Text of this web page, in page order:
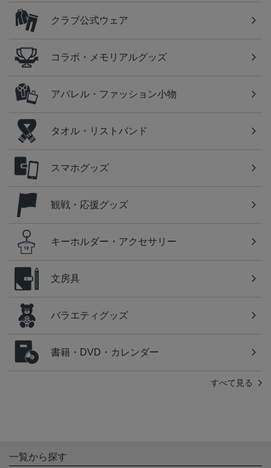
クラブ公式ウェア
コラボ・メモリアルグッズ
アパレル・ファッション小物
タオル・リストバンド
スマホグッズ
観戦・応援グッズ
キーホルダー・アクセサリー
文房具
バラエティグッズ
書籍・DVD・カレンダー
すべて見る
一覧から探す